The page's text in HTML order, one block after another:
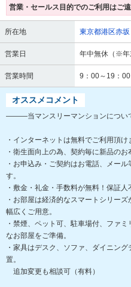
営業・セールス目的でのご利用はご遠
所在地 東京都港区赤
営業日 年中無休（※年
営業時間 9：00～19：
オススメコメント
―――当マンスリーマンションにつ
・インターネットは無料でご利用頂け
・衛生面向上の為、契約毎に新品のお
・お申込み・ご契約はお電話、メー
す。
・敷金・礼金・手数料が無料！保証人
・お部屋は経済的なスマートシリー
幅広くご用意。
・禁煙、ペット可、駐車場付、ファ
なお部屋をご準備。
・家具はデスク、ソファ、ダイニン
置。
追加変更も相談可（有料）